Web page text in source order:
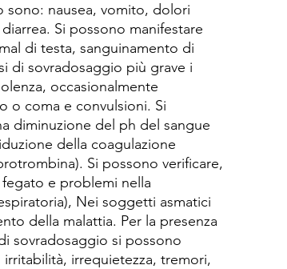
sono: nausea, vomito, dolori
Si possono manifestare
di testa, sanguinamento di
di sovradosaggio più grave i
occasionalmente
o coma e convulsioni. Si
diminuzione del ph del sangue
della coagulazione
Si possono verificare,
e problemi nella
Nei soggetti asmatici
della malattia. Per la presenza
sovradosaggio si possono
irrequietezza, tremori,